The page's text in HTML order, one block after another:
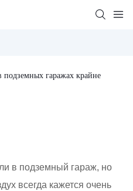
подземных гаражах крайне
в подземный гараж, но
всегда кажется очень